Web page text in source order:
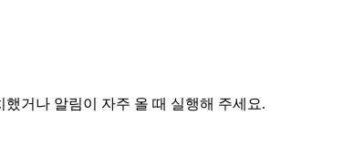
거나 알림이 자주 올 때 실행해 주세요.